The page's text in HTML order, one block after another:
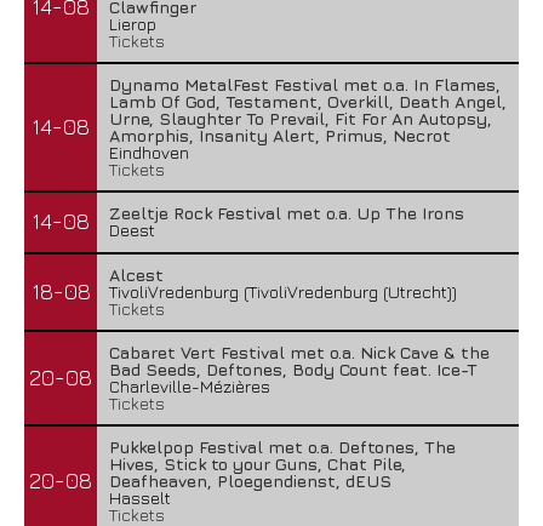
14-08
Clawfinger
Lierop
Tickets
14-08
Dynamo MetalFest Festival met o.a. In Flames,
Lamb Of God, Testament, Overkill, Death Angel,
Urne, Slaughter To Prevail, Fit For An Autopsy,
Amorphis, Insanity Alert, Primus, Necrot
Eindhoven
Tickets
14-08
Zeeltje Rock Festival met o.a. Up The Irons
Deest
18-08
Alcest
TivoliVredenburg (TivoliVredenburg (Utrecht))
Tickets
20-08
Cabaret Vert Festival met o.a. Nick Cave & the
Bad Seeds, Deftones, Body Count feat. Ice-T
Charleville-Mézières
Tickets
20-08
Pukkelpop Festival met o.a. Deftones, The
Hives, Stick to your Guns, Chat Pile,
Deafheaven, Ploegendienst, dEUS
Hasselt
Tickets